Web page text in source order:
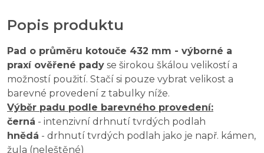
Popis produktu
Pad o průměru kotouče 432 mm - výborné a
praxí ověřené pady se širokou škálou velikostí a
možností použití. Stačí si pouze vybrat velikost a
barevné provedení z tabulky níže.
Výběr padu podle barevného provedení:
černá - intenzivní drhnutí tvrdých podlah
hnědá - drhnutí tvrdých podlah jako je např. kámen,
žula (neleštěné)